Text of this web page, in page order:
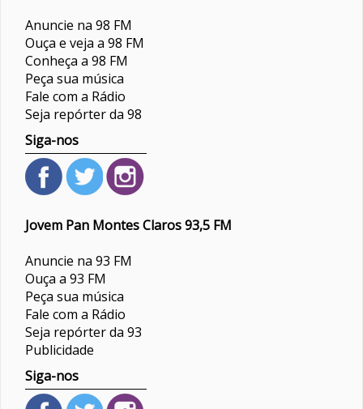
Anuncie na 98 FM
Ouça e veja a 98 FM
Conheça a 98 FM
Peça sua música
Fale com a Rádio
Seja repórter da 98
Siga-nos
Jovem Pan Montes Claros 93,5 FM
Anuncie na 93 FM
Ouça a 93 FM
Peça sua música
Fale com a Rádio
Seja repórter da 93
Publicidade
Siga-nos